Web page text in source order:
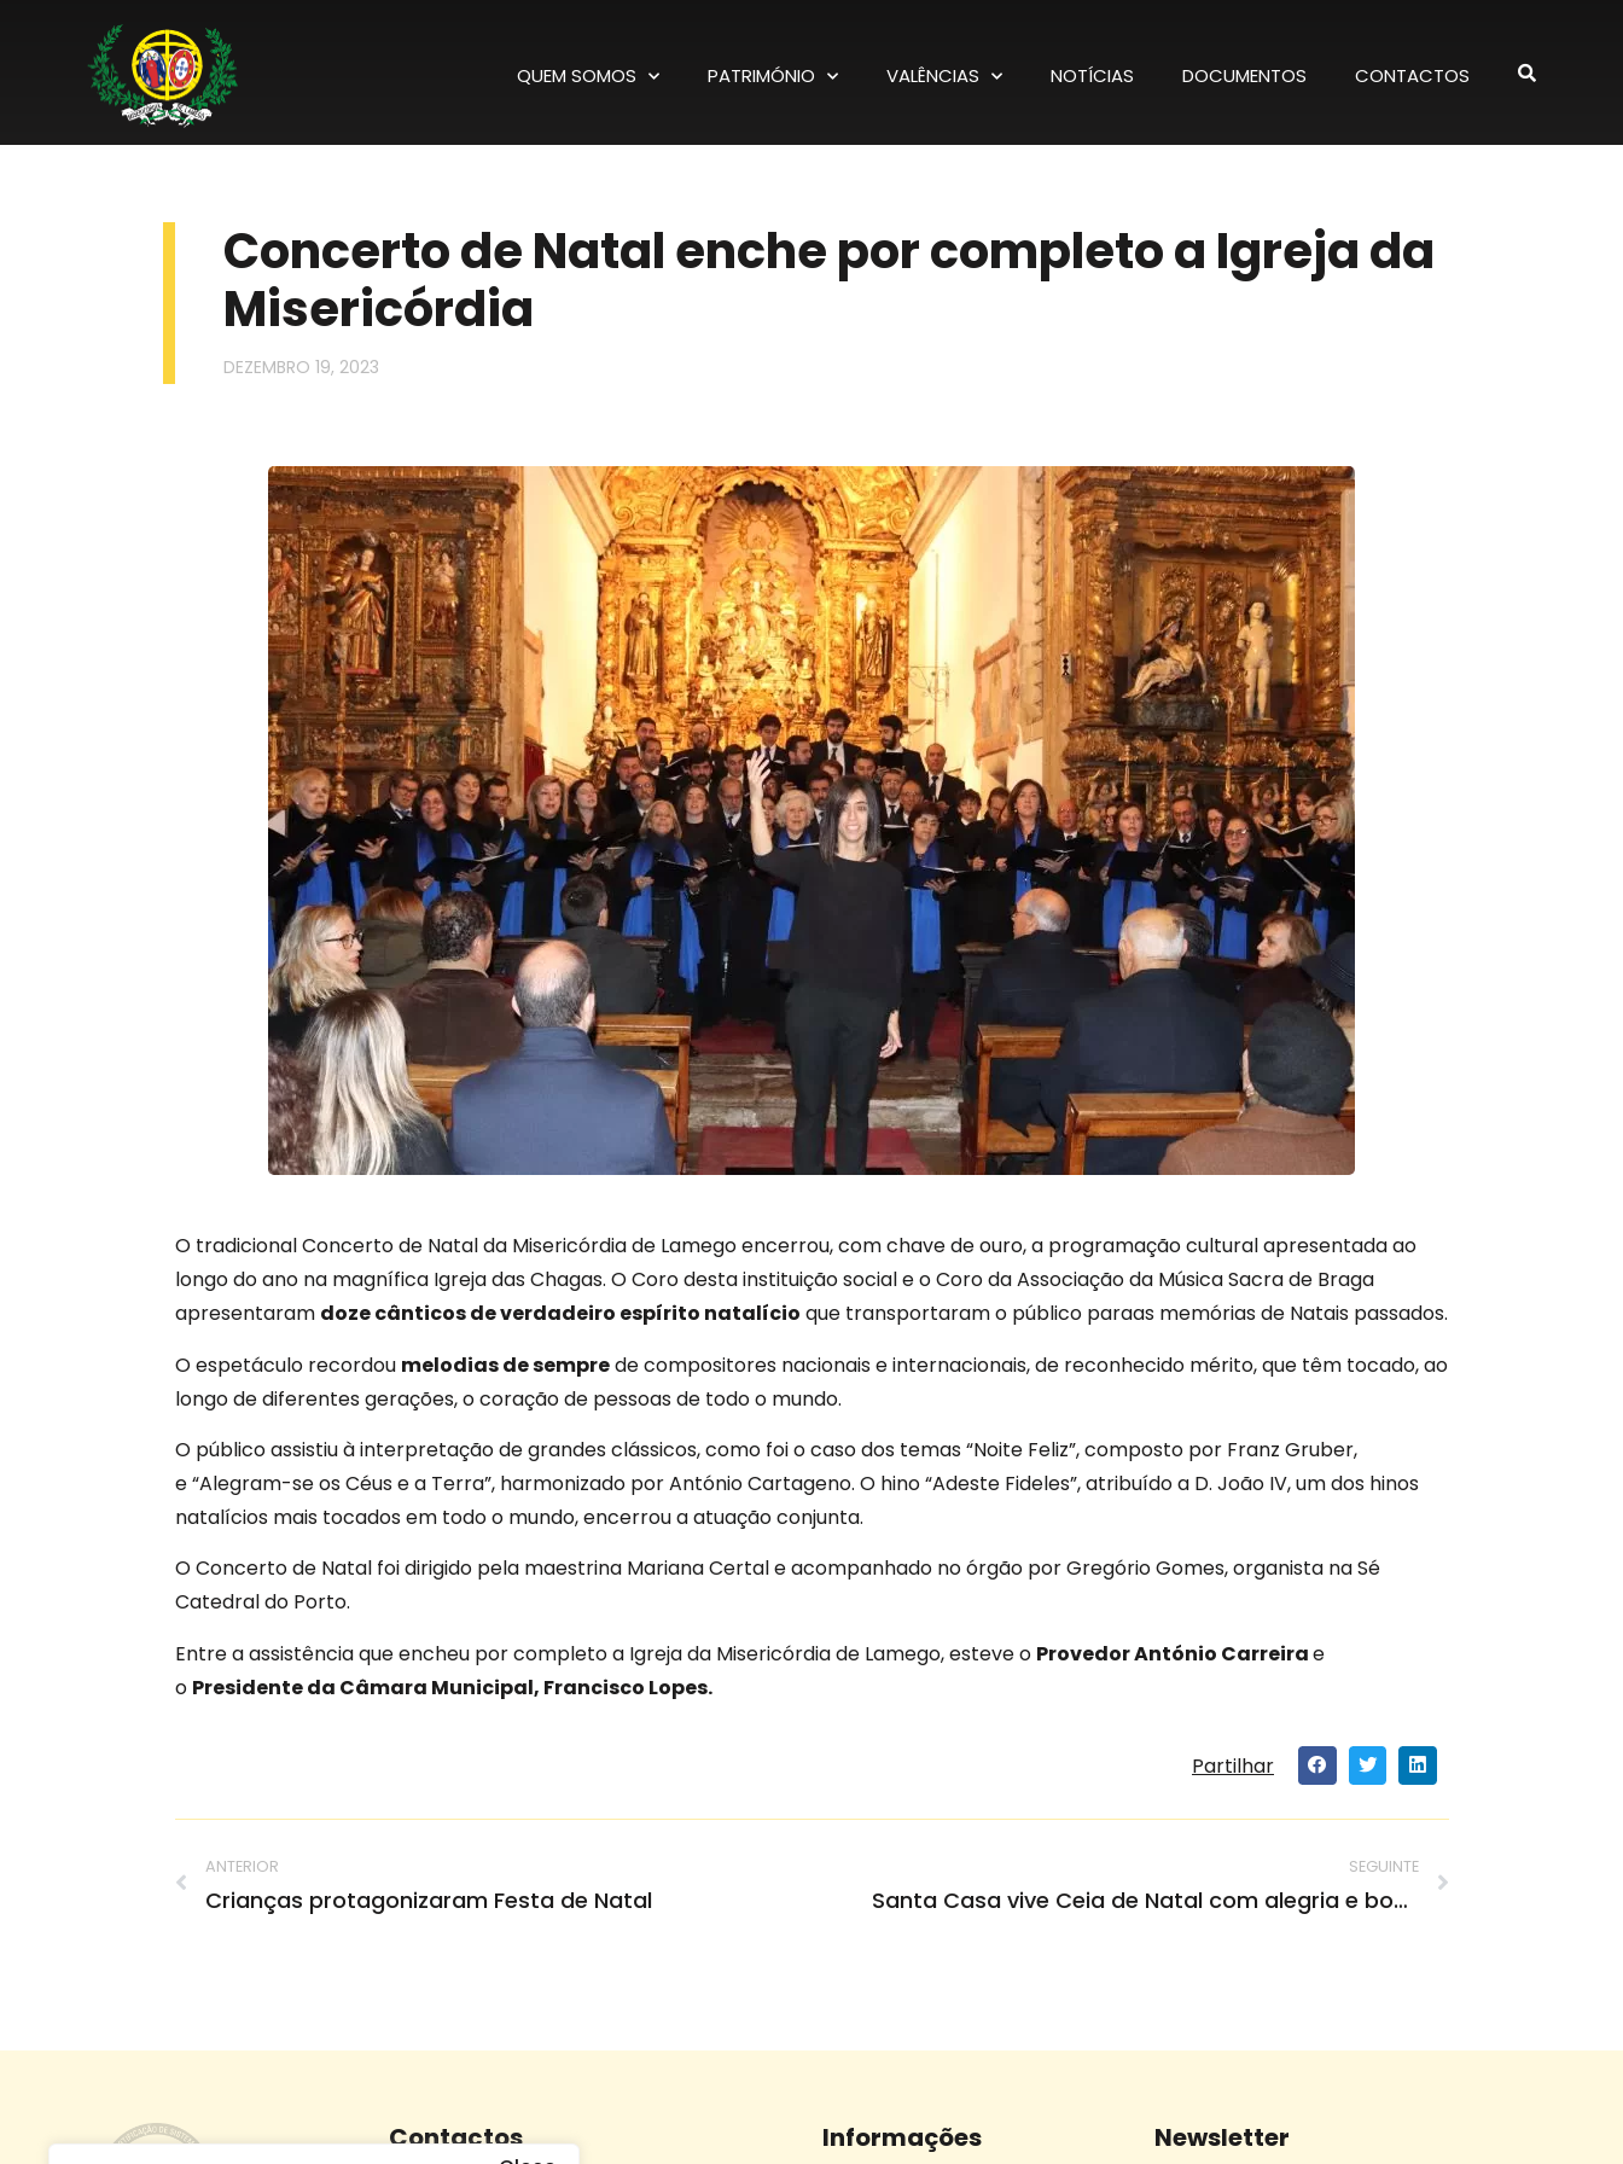
QUEM SOMOS PATRIMÓNIO VALÊNCIAS NOTÍCIAS DOCUMENTOS CONTACTOS
Concerto de Natal enche por completo a Igreja da
Misericórdia
DEZEMBRO 19, 2023
O tradicional Concerto de Natal da Misericórdia de Lamego encerrou, com chave de ouro, a programação cultural apresentada ao
longo do ano na magnífica Igreja das Chagas. O Coro desta instituição social e o Coro da Associação da Música Sacra de Braga
apresentaram doze cânticos de verdadeiro espírito natalício que transportaram o público paraas memórias de Natais passados.
O espetáculo recordou melodias de semprede compositores nacionais e internacionais, de reconhecido mérito, que têm tocado, ao
longo de diferentes gerações, o coração de pessoas de todo o mundo.
O público assistiu à interpretação de grandes clássicos, como foi o caso dos temas “Noite Feliz”, composto por Franz Gruber,
e “Alegram-se os Céus e a Terra”, harmonizado por António Cartageno. O hino “Adeste Fideles”, atribuído a D. João IV, um dos hinos
natalícios mais tocados em todo o mundo, encerrou a atuação conjunta.
O Concerto de Natal foi dirigido pela maestrina Mariana Certal e acompanhado no órgão por Gregório Gomes, organista na Sé
Catedral do Porto.
Entre a assistência que encheu por completo a Igreja da Misericórdia de Lamego, esteve o Provedor António Carreirae
o Presidente da Câmara Municipal, Francisco Lopes.
Partilhar
ANTERIOR
Crianças protagonizaram Festa de Natal
SEGUINTE
Santa Casa vive Ceia de Natal com alegria e boa disposição
Contactos Informações Newsletter